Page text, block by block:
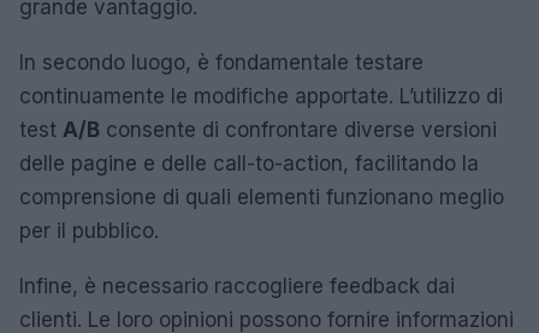
grande vantaggio.
In secondo luogo, è fondamentale testare
continuamente le modifiche apportate. L’utilizzo di
test A/B consente di confrontare diverse versioni
delle pagine e delle call-to-action, facilitando la
comprensione di quali elementi funzionano meglio
per il pubblico.
Infine, è necessario raccogliere feedback dai
clienti. Le loro opinioni possono fornire informazioni